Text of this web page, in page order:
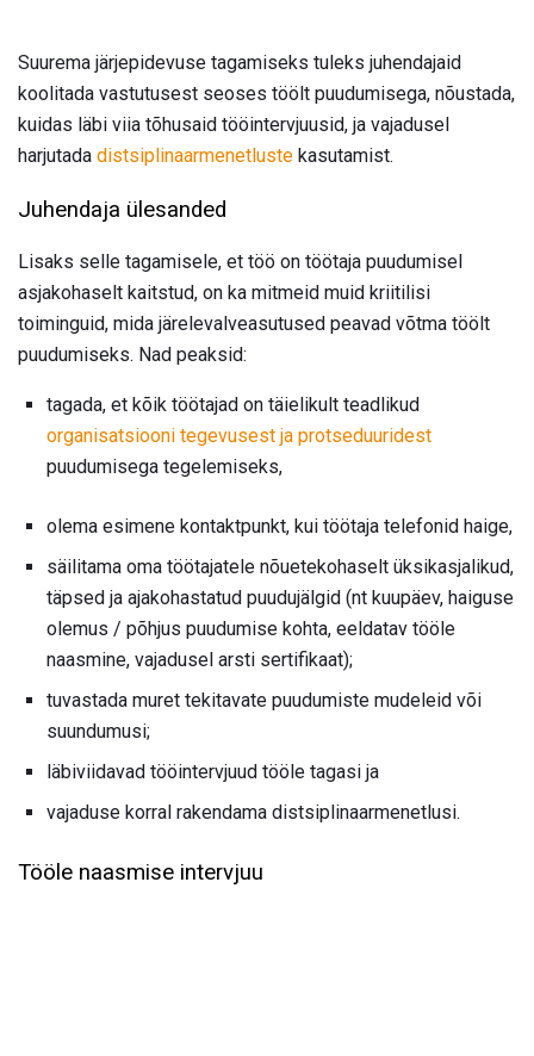
Suurema järjepidevuse tagamiseks tuleks juhendajaid
koolitada vastutusest seoses töölt puudumisega, nõustada,
kuidas läbi viia tõhusaid tööintervjuusid, ja vajadusel
harjutada distsiplinaarmenetluste kasutamist.
Juhendaja ülesanded
Lisaks selle tagamisele, et töö on töötaja puudumisel
asjakohaselt kaitstud, on ka mitmeid muid kriitilisi
toiminguid, mida järelevalveasutused peavad võtma töölt
puudumiseks. Nad peaksid:
tagada, et kõik töötajad on täielikult teadlikud
organisatsiooni tegevusest ja protseduuridest
puudumisega tegelemiseks,
olema esimene kontaktpunkt, kui töötaja telefonid haige,
säilitama oma töötajatele nõuetekohaselt üksikasjalikud,
täpsed ja ajakohastatud puudujälgid (nt kuupäev, haiguse
olemus / põhjus puudumise kohta, eeldatav tööle
naasmine, vajadusel arsti sertifikaat);
tuvastada muret tekitavate puudumiste mudeleid või
suundumusi;
läbiviidavad tööintervjuud tööle tagasi ja
vajaduse korral rakendama distsiplinaarmenetlusi.
Tööle naasmise intervjuu